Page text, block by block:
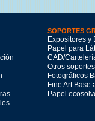
SOPORTES
Expositores y
Papel para
CAD/
Otros soportes
Fotográficos
Fine Art Base
Papel